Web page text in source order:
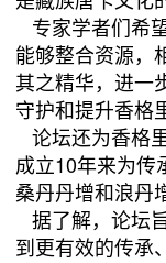
专家学者们希
能够整合资源，
其之精华，进一
守护和提升香格
论坛还为香格
成立10年来为传
桑丹丹增和浪丹
据了解，论坛
到更有效的传承